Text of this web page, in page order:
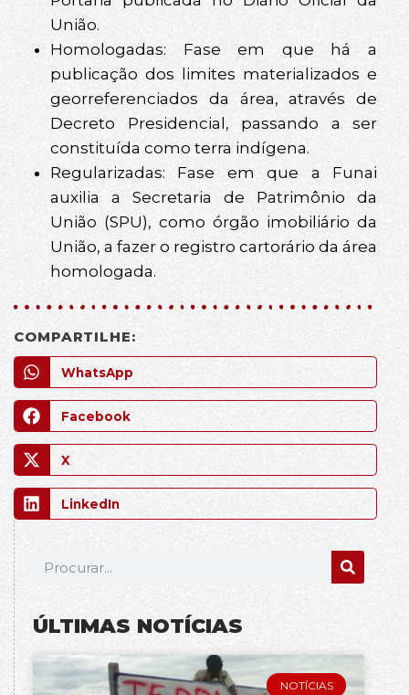
União.
Homologadas: Fase em que há a
publicação dos limites materializados e
georreferenciados da área, através de
Decreto Presidencial, passando a ser
constituída como terra indígena.
Regularizadas: Fase em que a Funai
auxilia a Secretaria de Patrimônio da
União (SPU), como órgão imobiliário da
União, a fazer o registro cartorário da área
homologada.
COMPARTILHE:
WhatsApp
Facebook
X
LinkedIn
ÚLTIMAS NOTÍCIAS
NOTÍCIAS